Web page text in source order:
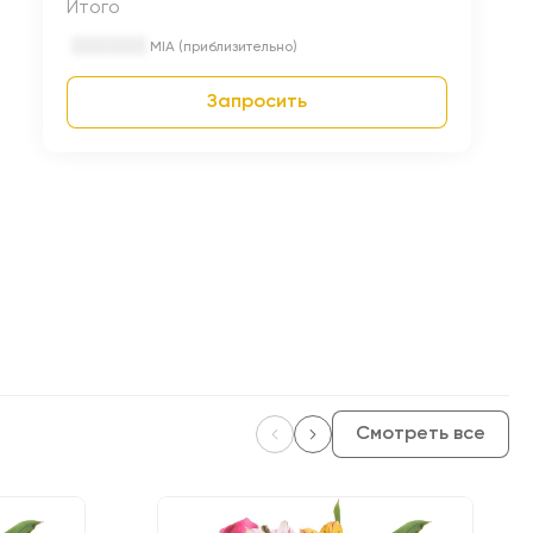
Итого
MIA (приблизительно)
Запросить
Смотреть все